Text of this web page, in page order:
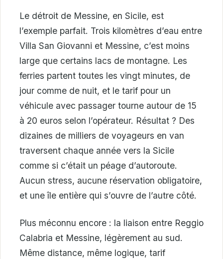
Le détroit de Messine, en Sicile, est
l’exemple parfait. Trois kilomètres d’eau entre
Villa San Giovanni et Messine, c’est moins
large que certains lacs de montagne. Les
ferries partent toutes les vingt minutes, de
jour comme de nuit, et le tarif pour un
véhicule avec passager tourne autour de 15
à 20 euros selon l’opérateur. Résultat ? Des
dizaines de milliers de voyageurs en van
traversent chaque année vers la Sicile
comme si c’était un péage d’autoroute.
Aucun stress, aucune réservation obligatoire,
et une île entière qui s’ouvre de l’autre côté.
Plus méconnu encore : la liaison entre Reggio
Calabria et Messine, légèrement au sud.
Même distance, même logique, tarif